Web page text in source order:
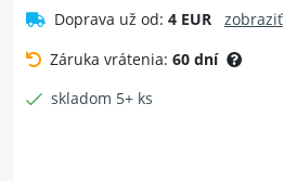
Doprava už od: 4 EUR
zobraziť
Záruka vrátenia: 60 dní
skladom 5+ ks